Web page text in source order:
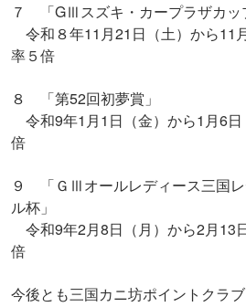
７ 「GⅢスズキ・カープラザカッ
令和８年11月21日（土）から
率５倍
８ 「第52回初夢賞」
令和9年1月1日（金）から1月6
倍
９ 「ＧⅢオールレディース三国
ル杯」
令和9年2月8日（月）から2月13
倍
今後とも三国カニ坊ポイントクラ